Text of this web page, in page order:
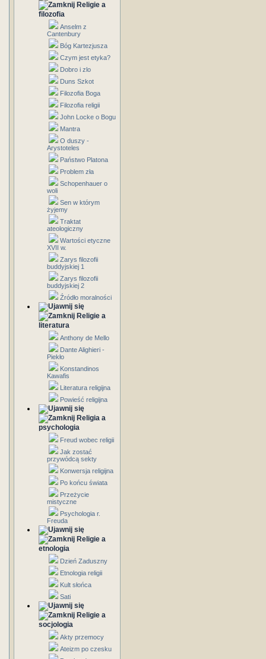
Religie a
filozofia
Anselm z
Cantenbury
Bóg Kartezjusza
Czym jest etyka?
Dobro i zlo
Duns Szkot
Filozofia Boga
Filozofia religii
John Locke o Bogu
Mantra
O duszy -
Arystoteles
Państwo Platona
Problem zła
Schopenhauer o
woli
Sen w którym
żyjemy
Traktat
ateologiczny
Wartości etyczne
XVII w.
Zarys filozofii
buddyjskiej 1
Zarys filozofii
buddyjskiej 2
Źródło moralności
Religie a
literatura
Anthony de Mello
Dante Alighieri -
Piekło
Konstandinos
Kawafis
Literatura religijna
Powieść religijna
Religia a
psychologia
Freud wobec religii
Jak zostać
przywódcą sekty
Konwersja religijna
Po końcu świata
Przeżycie
mistyczne
Psychologia r.
Freuda
Religie a
etnologia
Dzień Zaduszny
Etnologia religii
Kult słońca
Sati
Religie a
socjologia
Akty przemocy
Ateizm po czesku